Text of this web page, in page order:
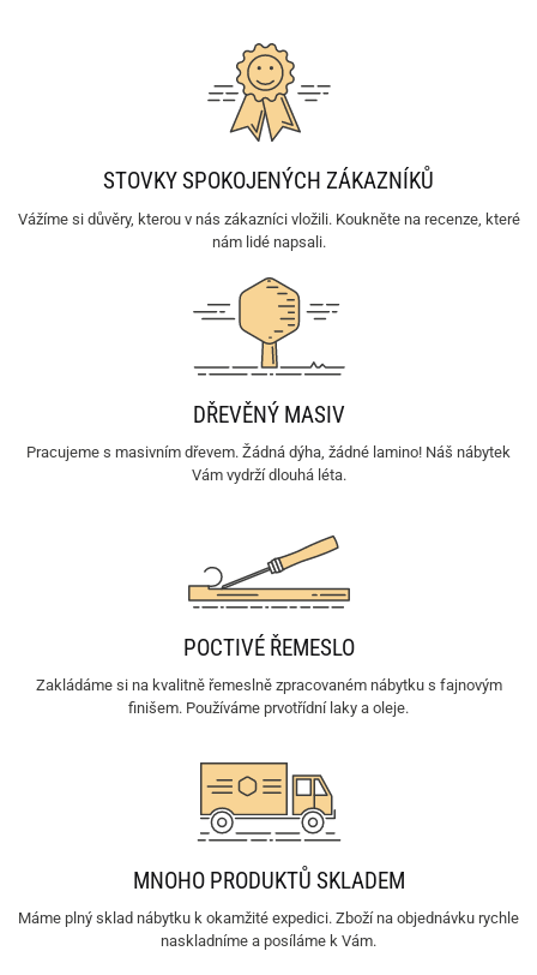
STOVKY SPOKOJENÝCH ZÁKAZNÍKŮ
Vážíme si důvěry, kterou v nás zákazníci vložili. Koukněte na recenze, které
nám lidé napsali.
DŘEVĚNÝ MASIV
Pracujeme s masivním dřevem. Žádná dýha, žádné lamino! Náš nábytek
Vám vydrží dlouhá léta.
POCTIVÉ ŘEMESLO
Zakládáme si na kvalitně řemeslně zpracovaném nábytku s fajnovým
finišem. Používáme prvotřídní laky a oleje.
MNOHO PRODUKTŮ SKLADEM
Máme plný sklad nábytku k okamžité expedici. Zboží na objednávku rychle
naskladníme a posíláme k Vám.